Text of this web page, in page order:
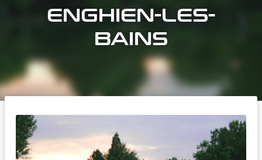
ENGHIEN-LES-
BAINS